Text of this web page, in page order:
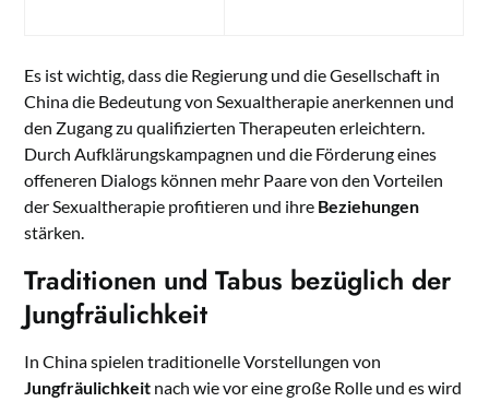
Es ist wichtig, dass die Regierung und die Gesellschaft in
China die Bedeutung von Sexualtherapie anerkennen und
den Zugang zu qualifizierten Therapeuten erleichtern.
Durch Aufklärungskampagnen und die Förderung eines
offeneren Dialogs können mehr Paare von den Vorteilen
der Sexualtherapie profitieren und ihre Beziehungen
stärken.
Traditionen und Tabus bezüglich der
Jungfräulichkeit
In China spielen traditionelle Vorstellungen von
Jungfräulichkeit nach wie vor eine große Rolle und es wird